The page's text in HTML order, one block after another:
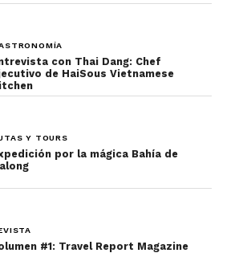
con Thai Dang: Chef
de HaiSous Vietnamese
Y TOURS
por la mágica Bahía de
#1: Travel Report Magazine